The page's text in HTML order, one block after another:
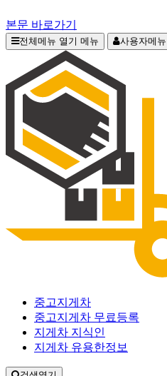
본문 바로가기
전체메뉴 열기 메뉴 사용자메
중고지게차
중고지게차 무료등록
지게차 지식인
지게차 유용한정보